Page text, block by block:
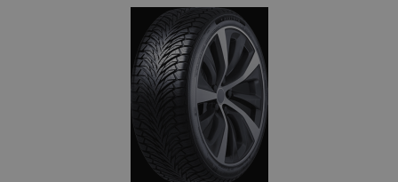
DIMENSIUNI
PRODUCATORI ANVELOPE
MARCA AUTO
BLOG
B2B - COLABORARE COMPANII